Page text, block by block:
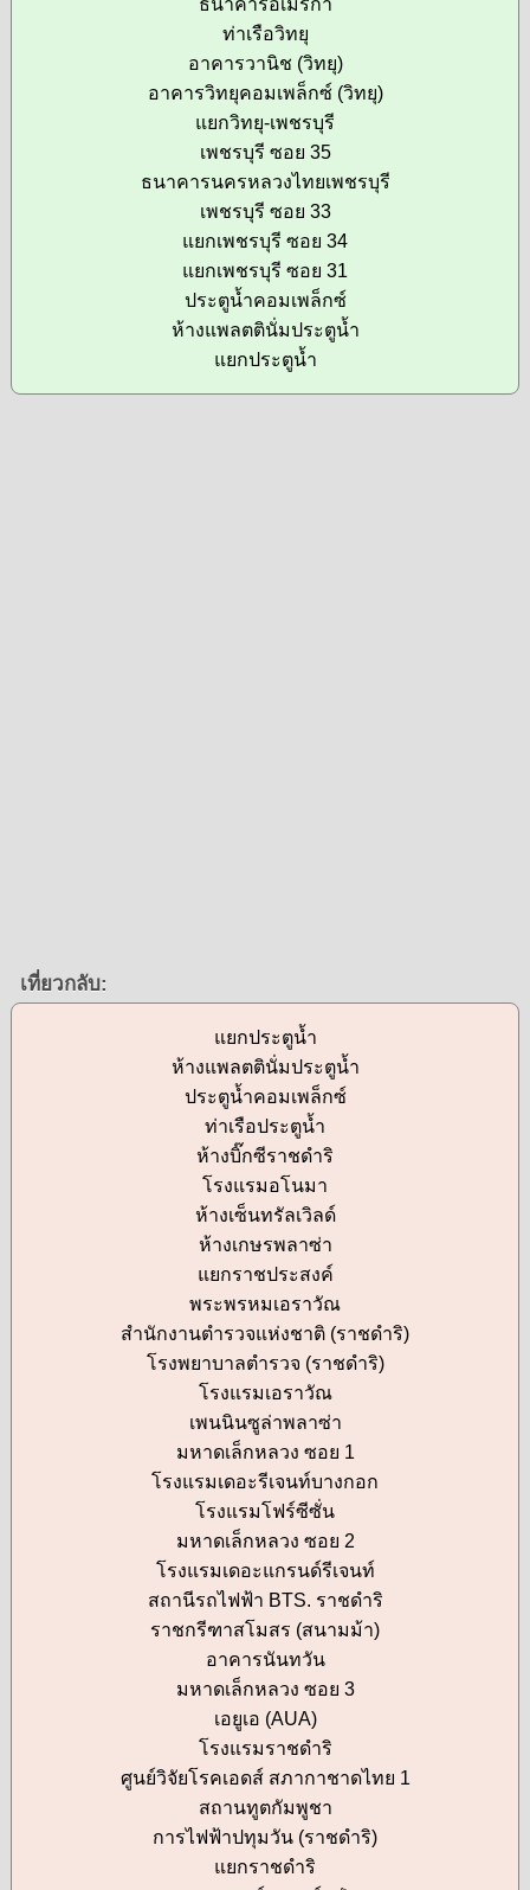
ธนาคารอเมริกา
ท่าเรือวิทยุ
อาคารวานิช (วิทยุ)
อาคารวิทยุคอมเพล็กซ์ (วิทยุ)
แยกวิทยุ-เพชรบุรี
เพชรบุรี ซอย 35
ธนาคารนครหลวงไทยเพชรบุรี
เพชรบุรี ซอย 33
แยกเพชรบุรี ซอย 34
แยกเพชรบุรี ซอย 31
ประตูน้ำคอมเพล็กซ์
ห้างแพลตตินั่มประตูน้ำ
แยกประตูน้ำ
เที่ยวกลับ:
แยกประตูน้ำ
ห้างแพลตตินั่มประตูน้ำ
ประตูน้ำคอมเพล็กซ์
ท่าเรือประตูน้ำ
ห้างบิ๊กซีราชดำริ
โรงแรมอโนมา
ห้างเซ็นทรัลเวิลด์
ห้างเกษรพลาซ่า
แยกราชประสงค์
พระพรหมเอราวัณ
สำนักงานตำรวจแห่งชาติ (ราชดำริ)
โรงพยาบาลตำรวจ (ราชดำริ)
โรงแรมเอราวัณ
เพนนินซูล่าพลาซ่า
มหาดเล็กหลวง ซอย 1
โรงแรมเดอะรีเจนท์บางกอก
โรงแรมโฟร์ซีซั่น
มหาดเล็กหลวง ซอย 2
โรงแรมเดอะแกรนด์รีเจนท์
สถานีรถไฟฟ้า BTS. ราชดำริ
ราชกรีฑาสโมสร (สนามม้า)
อาคารนันทวัน
มหาดเล็กหลวง ซอย 3
เอยูเอ (AUA)
โรงแรมราชดำริ
ศูนย์วิจัยโรคเอดส์ สภากาชาดไทย 1
สถานทูตกัมพูชา
การไฟฟ้าปทุมวัน (ราชดำริ)
แยกราชดำริ